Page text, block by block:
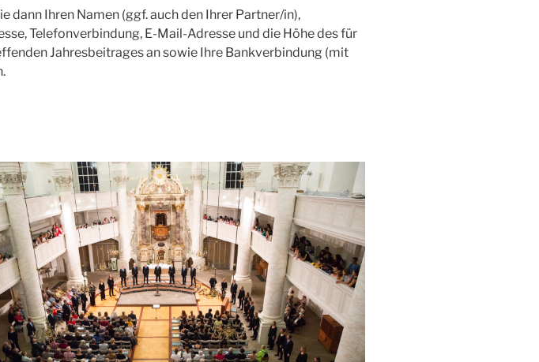
dann Ihren Namen (ggf. auch den Ihrer Partner/in),
Telefonverbindung, E-Mail-Adresse und die Höhe des für
Jahresbeitrages an sowie Ihre Bankverbindung (mit